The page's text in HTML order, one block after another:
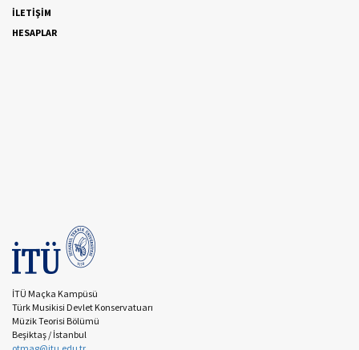
İLETİŞİM
HESAPLAR
İTÜ Maçka Kampüsü
Türk Musikisi Devlet Konservatuarı
Müzik Teorisi Bölümü
Beşiktaş / İstanbul